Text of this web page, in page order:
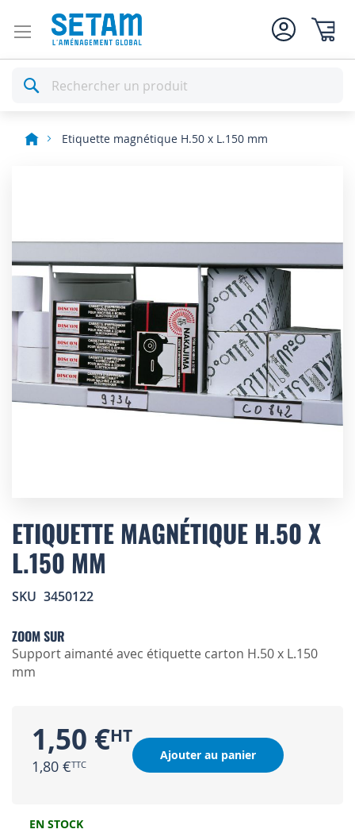
Rechercher
Etiquette magnétique H.50 x L.150 mm
images
gallery
to
the
beginning
of
images
ETIQUETTE MAGNÉTIQUE H.50 X
L.150 MM
SKU 3450122
ZOOM SUR
Support aimanté avec étiquette carton H.50 x L.150
mm
1,50 €
1,80 €
Ajouter au panier
EN STOCK